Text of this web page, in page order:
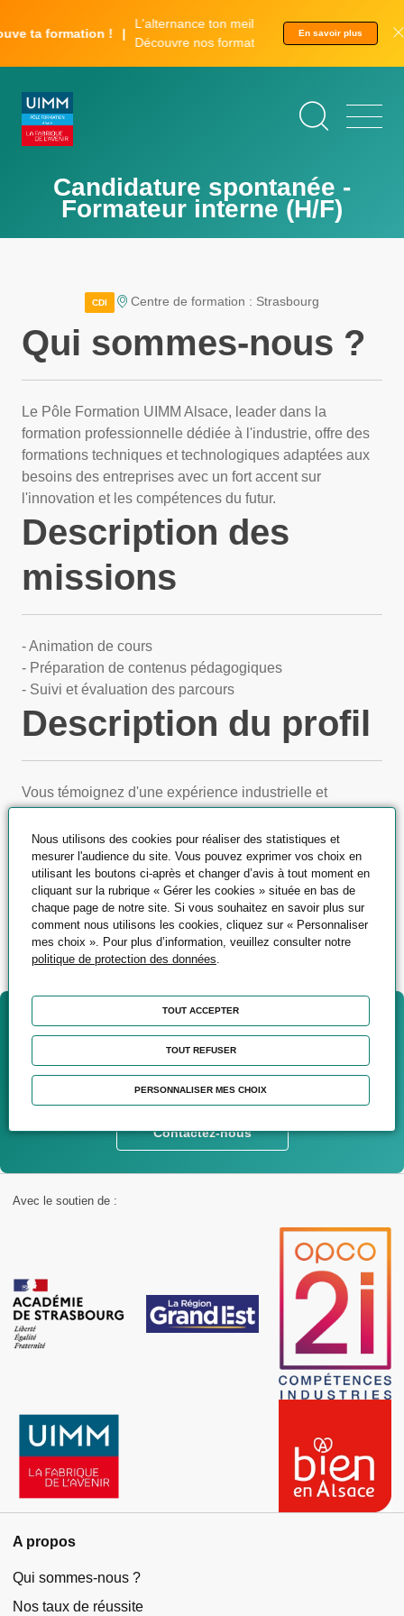
au ta formation !
L'alternance ton meilleur tremplin.
Découvre nos formations.
En savoir plus
Candidature spontanée -
Formateur interne (H/F)
CDI Centre de formation : Strasbourg
Qui sommes-nous ?
Le Pôle Formation UIMM Alsace, leader dans la
formation professionnelle dédiée à l'industrie, offre des
formations techniques et technologiques adaptées aux
besoins des entreprises avec un fort accent sur
l'innovation et les compétences du futur.
Description des
missions
- Animation de cours
- Préparation de contenus pédagogiques
- Suivi et évaluation des parcours
Description du profil
Vous témoignez d'une expérience industrielle et
N'hésitez pas à nous partager votre profil.
Postuler à cette offre
Vous souhaitez être
accompagné(e) dans votre
projet ?
Contactez-nous
A propos
Qui sommes-nous ?
Nos taux de réussite
Avec le soutien de :
Nous utilisons des cookies pour réaliser des statistiques et
mesurer l'audience du site. Vous pouvez exprimer vos choix en
utilisant les boutons ci-après et changer d’avis à tout moment en
cliquant sur la rubrique « Gérer les cookies » située en bas de
chaque page de notre site. Si vous souhaitez en savoir plus sur
comment nous utilisons les cookies, cliquez sur « Personnaliser
mes choix ». Pour plus d’information, veuillez consulter notre
politique de protection des données
TOUT ACCEPTER
TOUT REFUSER
PERSONNALISER MES CHOIX